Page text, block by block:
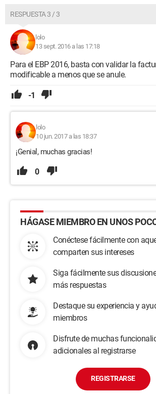
RESPUESTA 3 / 3
lolo
13 sept. 2016 a las 17:18
Para el EBP 2016, basta con validar la
modificable a menos que se anule.
-1
lolo
10 jun. 2017 a las 18:37
¡Genial, muchas gracias!
0
HÁGASE MIEMBRO EN UNOS
Conéctese fácilmente con
comparten sus intereses
Siga fácilmente sus
más respuestas
Destaque su experiencia y
miembros
Disfrute de muchas
adicionales al registrarse
REGISTRARSE